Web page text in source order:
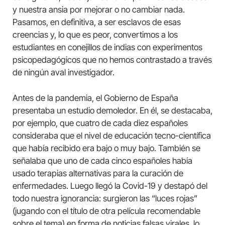
y nuestra ansia por mejorar o no cambiar nada.
Pasamos, en definitiva, a ser esclavos de esas
creencias y, lo que es peor, convertimos a los
estudiantes en conejillos de indias con experimentos
psicopedagógicos que no hemos contrastado a través
de ningún aval investigador.
Antes de la pandemia, el Gobierno de España
presentaba un estudio demoledor. En él, se destacaba,
por ejemplo, que cuatro de cada diez españoles
consideraba que el nivel de educación tecno-científica
que había recibido era bajo o muy bajo. También se
señalaba que uno de cada cinco españoles había
usado terapias alternativas para la curación de
enfermedades. Luego llegó la Covid-19 y destapó del
todo nuestra ignorancia: surgieron las “luces rojas”
(jugando con el título de otra película recomendable